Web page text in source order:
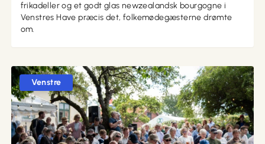
frikadeller og et godt glas newzealandsk bourgogne i
Venstres Have præcis det, folkemødegæsterne drømte
om.
Venstre